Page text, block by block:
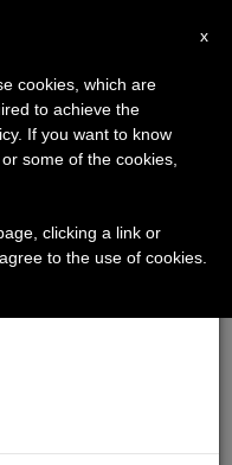
×
haremos la pausa
periodo de verano
y también el
x
cookies, which are
to achieve the
If you want to know
some of the cookies,
clicking a link or
to the use of cookies.